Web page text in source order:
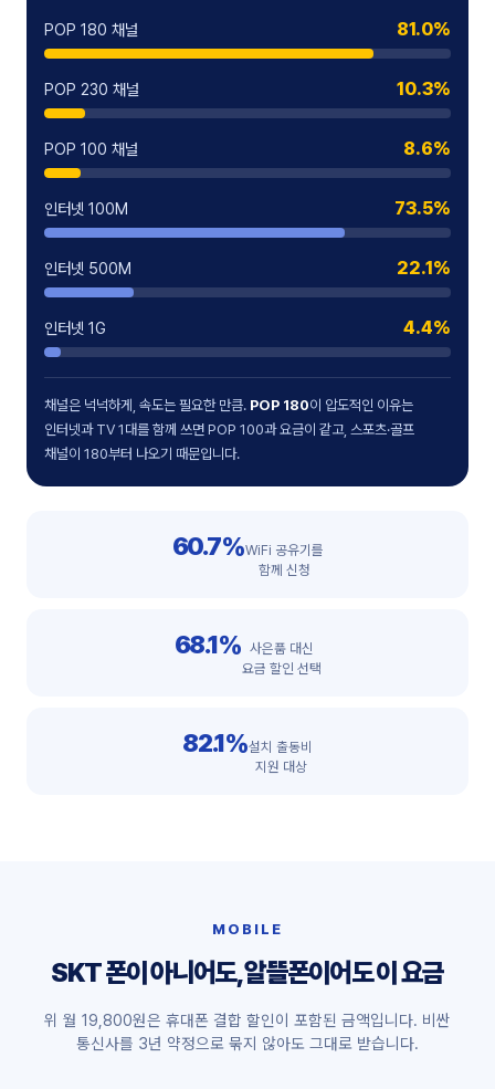
POP 180 채널 81.0%
POP 230 채널 10.3%
POP 100 채널 8.6%
인터넷 100M 73.5%
인터넷 500M 22.1%
인터넷 1G 4.4%
채널은 넉넉하게, 속도는 필요한 만큼. POP 180이 압도적인 이유는
인터넷과 TV 1대를 함께 쓰면 POP 100과 요금이 같고, 스포츠·골프
채널이 180부터 나오기 때문입니다.
60.7%WiFi 공유기를
함께 신청
68.1% 사은품 대신
요금 할인 선택
82.1%설치 출동비
지원 대상
MOBILE
SKT 폰이 아니어도, 알뜰폰이어도 이 요금
위 월 19,800원은 휴대폰 결합 할인이 포함된 금액입니다. 비싼
통신사를 3년 약정으로 묶지 않아도 그대로 받습니다.